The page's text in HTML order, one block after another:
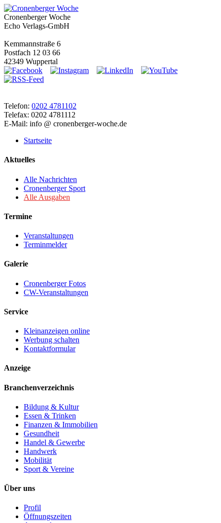
Cronenberger Woche
Echo Verlags-GmbH
Kemmannstraße 6
Postfach 12 03 66
42349 Wuppertal
Telefon: 0202 4781102
Telefax: 0202 4781112
E-Mail: info @ cronenberger-woche.de
Startseite
Aktuelles
Alle Nachrichten
Cronenberger Sport
Alle Ausgaben
Termine
Veranstaltungen
Terminmelder
Galerie
Cronenberger Fotos
CW-Veranstaltungen
Service
Kleinanzeigen online
Werbung schalten
Kontaktformular
Anzeige
Branchenverzeichnis
Bildung & Kultur
Essen & Trinken
Finanzen & Immobilien
Gesundheit
Handel & Gewerbe
Handwerk
Mobilität
Sport & Vereine
Über uns
Profil
Öffnungszeiten